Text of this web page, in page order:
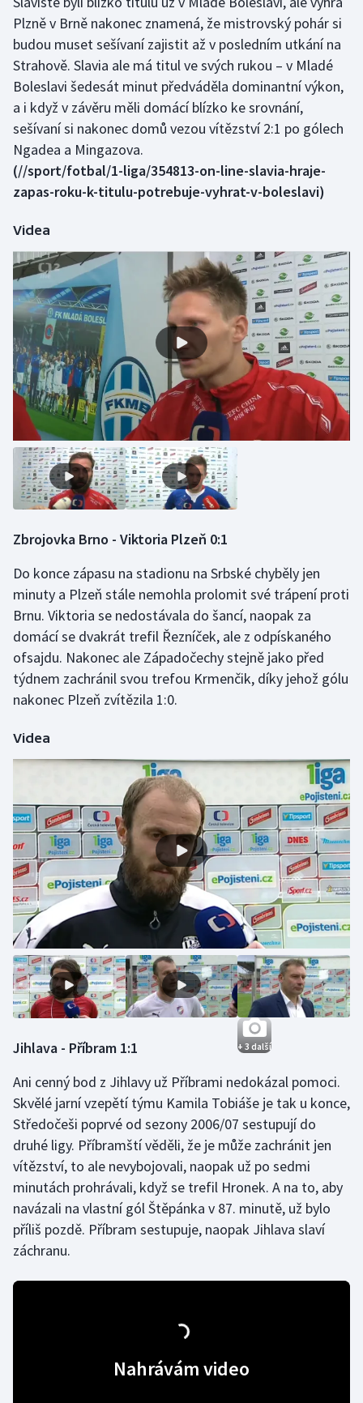
Házená
Jezdectví
Judo
Krasobruslení
Lezení
Lyže a snowboard
Moderní pětiboj
Motorsport
Olympijské hry
Parasport
Plavání
Plážový volejbal
Ragby
Rychlobruslení
Rychlostní kanoistika
Short track
Sportovní střelba
Stolní tenis
Veslování
Vodní slalom
Volejbal
Ostatní
Plzně v Brně nakonec znamená, že mistrovský pohár si
budou muset sešívaní zajistit až v posledním utkání na
Strahově. Slavia ale má titul ve svých rukou – v Mladé
Boleslavi šedesát minut předváděla dominantní výkon,
a i když v závěru měli domácí blízko ke srovnání,
sešívaní si nakonec domů vezou vítězství 2:1 po gólech
Ngadea a Mingazova.
(//sport/fotbal/1-liga/354813-on-line-slavia-hraje-
zapas-roku-k-titulu-potrebuje-vyhrat-v-boleslavi)
Videa
Zbrojovka Brno - Viktoria Plzeň 0:1
Do konce zápasu na stadionu na Srbské chyběly jen
minuty a Plzeň stále nemohla prolomit své trápení proti
Brnu. Viktoria se nedostávala do šancí, naopak za
domácí se dvakrát trefil Řezníček, ale z odpískaného
ofsajdu. Nakonec ale Západočechy stejně jako před
týdnem zachránil svou trefou Krmenčik, díky jehož gólu
nakonec Plzeň zvítězila 1:0.
Videa
+ 3 další
Jihlava - Příbram 1:1
Ani cenný bod z Jihlavy už Příbrami nedokázal pomoci.
Skvělé jarní vzepětí týmu Kamila Tobiáše je tak u konce,
Středočeši poprvé od sezony 2006/07 sestupují do
druhé ligy. Příbramští věděli, že je může zachránit jen
vítězství, to ale nevybojovali, naopak už po sedmi
minutách prohrávali, když se trefil Hronek. A na to, aby
navázali na vlastní gól Štěpánka v 87. minutě, už bylo
příliš pozdě. Příbram sestupuje, naopak Jihlava slaví
záchranu.
Nahrávám video